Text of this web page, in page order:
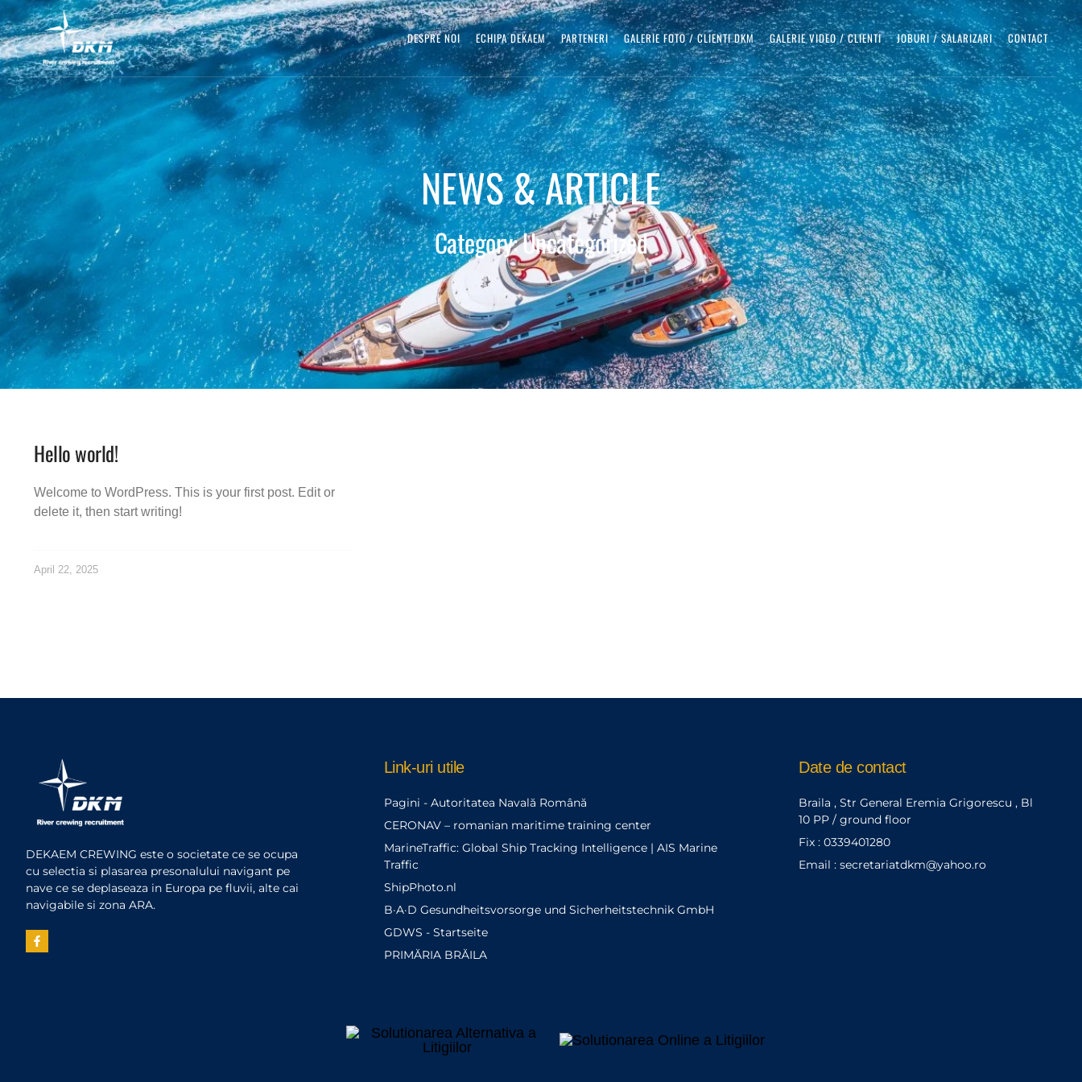
DESPRE NOI ECHIPA DEKAEM PARTENERI GALERIE FOTO / CLIENTI DKM GALERIE VIDEO / CLIENTI JOBURI / SALARIZARI CONTACT
NEWS & ARTICLE
Category: Uncategorized
Hello world!
Welcome to WordPress. This is your first post. Edit or
delete it, then start writing!
April 22, 2025
DEKAEM CREWING este o societate ce se ocupa
cu selectia si plasarea presonalului navigant pe
nave ce se deplaseaza in Europa pe fluvii, alte cai
navigabile si zona ARA.
Link-uri utile
Pagini - Autoritatea Navală Română
CERONAV – romanian maritime training center
MarineTraffic: Global Ship Tracking Intelligence | AIS Marine
Traffic
ShipPhoto.nl
B·A·D Gesundheitsvorsorge und Sicherheitstechnik GmbH
GDWS - Startseite
PRIMĂRIA BRĂILA
Date de contact
Braila , Str General Eremia Grigorescu , Bl
10 PP / ground floor
Fix : 0339401280
Email : secretariatdkm@yahoo.ro